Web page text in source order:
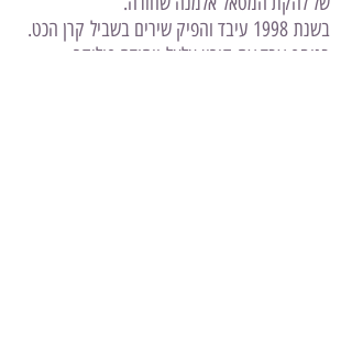
בשנת 1998 עיבד והפיק שירים בשביל קרן הכט.
בנוסף עבד עם קורין אלאל ויהודה פוליקר